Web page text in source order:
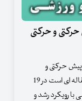
حرکتی و حرکتی
پیش‏ حرکتی و
حرکتی زمان واکنش ساده و افتراقی مردان جوان و مسن " مقاله ای است در 19
با رویکرد رشد و